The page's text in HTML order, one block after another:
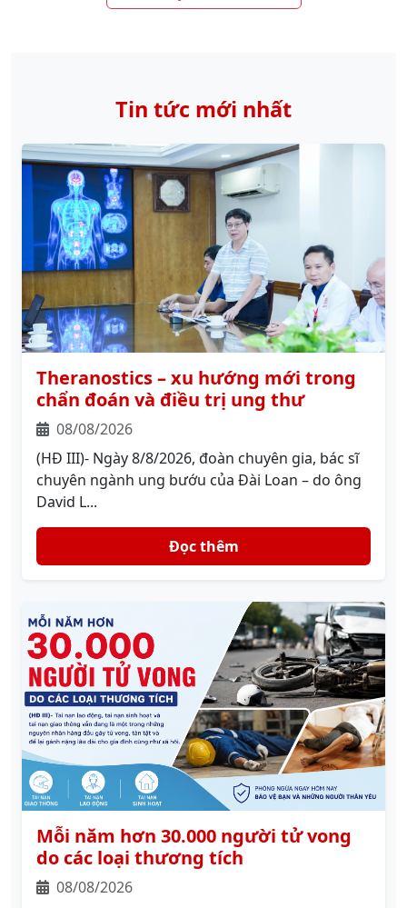
Tin tức mới nhất
Theranostics – xu hướng mới trong
chẩn đoán và điều trị ung thư
08/08/2026
(HĐ III)- Ngày 8/8/2026, đoàn chuyên gia, bác sĩ
chuyên ngành ung bướu của Đài Loan – do ông
David L...
Đọc thêm
Mỗi năm hơn 30.000 người tử vong
do các loại thương tích
08/08/2026